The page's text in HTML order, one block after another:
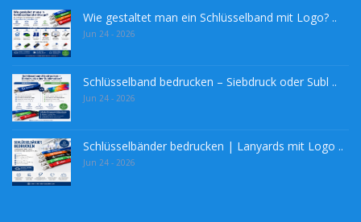
Wie gestaltet man ein Schlüsselband mit Logo? ..
Jun 24 - 2026
Schlüsselband bedrucken – Siebdruck oder Subl ..
Jun 24 - 2026
Schlüsselbänder bedrucken | Lanyards mit Logo ..
Jun 24 - 2026